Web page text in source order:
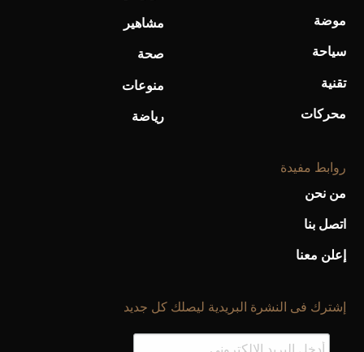
موضة
سياحة
تقنية
محركات
مشاهير
صحة
منوعات
رياضة
روابط مفيدة
من نحن
اتصل بنا
إعلن معنا
إشترك فى النشرة البريدية ليصلك كل جديد